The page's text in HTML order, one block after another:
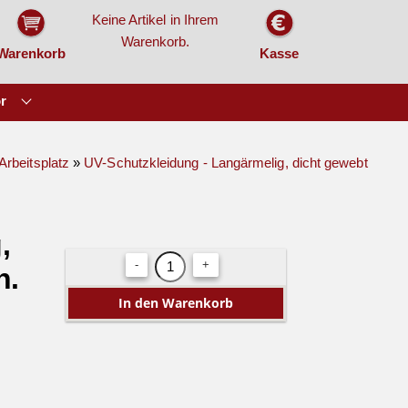
Keine Artikel in Ihrem
Warenkorb.
Kasse
» UV-Schutzkleidung - Langärmelig, dicht gewebt
- +